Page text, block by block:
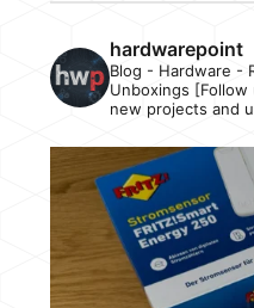
hardwarepoint
Blog - Hardware -
Unboxings
new projects and